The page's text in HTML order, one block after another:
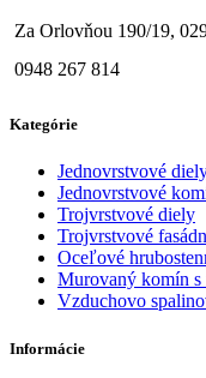
Za Orlovňou 190/19,
0948 267 814
Kategórie
Jednovrstvové
Jednovrstvové
Trojvrstvové diely
Trojvrstvové
Oceľové
Murovaný komín
Vzduchovo
Informácie